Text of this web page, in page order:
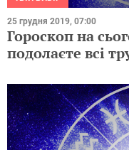
25 грудня 2019, 07:00
Гороскоп на
подолаєте всі